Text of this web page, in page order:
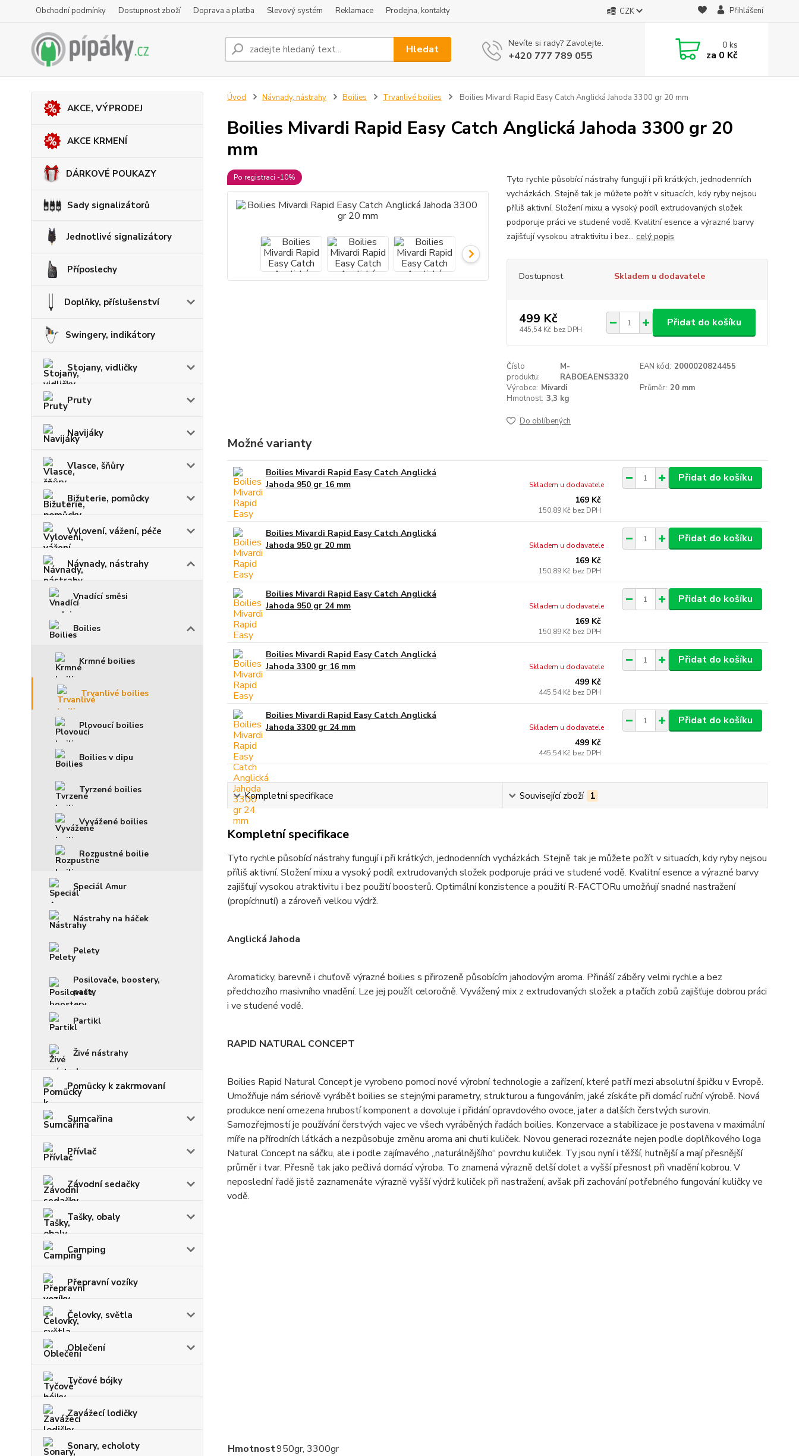
Obchodní podmínky Dostupnost zboží Doprava a platba Slevový systém Reklamace Prodejna, kontakty CZK Přihlášení
Hledat Nevíte si rady? Zavolejte.
+420 777 789 055
0ks
za 0 Kč
AKCE, VÝPRODEJ
AKCE KRMENÍ
DÁRKOVÉ POUKAZY
Sady signalizátorů
Jednotlivé signalizátory
Příposlechy
Doplňky, příslušenství
Swingery, indikátory
Stojany, vidličky
Pruty
Navijáky
Vlasce, šňůry
Bižuterie, pomůcky
Vylovení, vážení, péče
Návnady, nástrahy
Vnadící směsi
Boilies
Krmné boilies
Trvanlivé boilies
Plovoucí boilies
Boilies v dipu
Tvrzené boilies
Vyvážené boilies
Rozpustné boilie
Speciál Amur
Nástrahy na háček
Pelety
Posilovače, boostery,
pasty
Partikl
Živé nástrahy
Pomůcky k zakrmovaní
Sumcařina
Přívlač
Závodní sedačky
Tašky, obaly
Camping
Přepravní vozíky
Čelovky, světla
Oblečení
Tyčové bójky
Zavážecí lodičky
Sonary, echoloty
Úvod Návnady, nástrahy Boilies Trvanlivé boilies Boilies Mivardi Rapid Easy Catch Anglická Jahoda 3300 gr 20 mm
Boilies Mivardi Rapid Easy Catch Anglická Jahoda 3300 gr 20
mm
Po registraci -10%
Tyto rychle působící nástrahy fungují i při krátkých, jednodenních
vycházkách. Stejně tak je můžete požít v situacích, kdy ryby nejsou
příliš aktivní. Složení mixu a vysoký podíl extrudovaných složek
podporuje práci ve studené vodě. Kvalitní esence a výrazné barvy
zajišťují vysokou atraktivitu i bez... celý popis
Dostupnost Skladem u dodavatele
499 Kč
445,54 Kč bez DPH
Přidat do košíku
Číslo
produktu:
M-
RABOEAENS3320
EAN kód: 2000020824455
Výrobce: Mivardi Průměr: 20 mm
Hmotnost: 3,3 kg
Do oblíbených
Možné varianty
Boilies Mivardi Rapid Easy Catch Anglická
Jahoda 950 gr 16 mm
169 Kč
150,89 Kč bez DPH
Skladem u dodavatele
Přidat do košíku
Boilies Mivardi Rapid Easy Catch Anglická
Jahoda 950 gr 20 mm
169 Kč
150,89 Kč bez DPH
Skladem u dodavatele
Přidat do košíku
Boilies Mivardi Rapid Easy Catch Anglická
Jahoda 950 gr 24 mm
169 Kč
150,89 Kč bez DPH
Skladem u dodavatele
Přidat do košíku
Boilies Mivardi Rapid Easy Catch Anglická
Jahoda 3300 gr 16 mm
499 Kč
445,54 Kč bez DPH
Skladem u dodavatele
Přidat do košíku
Boilies Mivardi Rapid Easy Catch Anglická
Jahoda 3300 gr 24 mm
499 Kč
445,54 Kč bez DPH
Skladem u dodavatele
Přidat do košíku
Kompletní specifikace Související zboží 1
Kompletní specifikace
Tyto rychle působící nástrahy fungují i při krátkých, jednodenních vycházkách. Stejně tak je můžete požít v situacích, kdy ryby nejsou
příliš aktivní. Složení mixu a vysoký podíl extrudovaných složek podporuje práci ve studené vodě. Kvalitní esence a výrazné barvy
zajišťují vysokou atraktivitu i bez použití boosterů. Optimální konzistence a použití R-FACTORu umožňují snadné nastražení
(propíchnutí) a zároveň velkou výdrž.
Anglická Jahoda
Aromaticky, barevně i chuťově výrazné boilies s přirozeně působícím jahodovým aroma. Přináší záběry velmi rychle a bez
předchozího masivního vnadění. Lze jej použít celoročně. Vyvážený mix z extrudovaných složek a ptačích zobů zajišťuje dobrou práci
i ve studené vodě.
RAPID NATURAL CONCEPT
Boilies Rapid Natural Concept je vyrobeno pomocí nové výrobní technologie a zařízení, které patří mezi absolutní špičku v Evropě.
Umožňuje nám sériově vyrábět boilies se stejnými parametry, strukturou a fungováním, jaké získáte při domácí ruční výrobě. Nová
produkce není omezena hrubostí komponent a dovoluje i přidání opravdového ovoce, jater a dalších čerstvých surovin.
Samozřejmostí je používání čerstvých vajec ve všech vyráběných řadách boilies. Konzervace a stabilizace je postavena v maximální
míře na přírodních látkách a nezpůsobuje změnu aroma ani chuti kuliček. Novou generaci rozeznáte nejen podle doplňkového loga
Natural Concept na sáčku, ale i podle zajímavého „naturálnějšího“ povrchu kuliček. Ty jsou nyní i těžší, hutnější a mají přesnější
průměr i tvar. Přesně tak jako pečlivá domácí výroba. To znamená výrazně delší dolet a vyšší přesnost při vnadění kobrou. V
neposlední řadě jistě zaznamenáte výrazně vyšší výdrž kuliček při nastražení, avšak při zachování potřebného fungování kuličky ve
vodě.
Hmotnost950gr, 3300gr